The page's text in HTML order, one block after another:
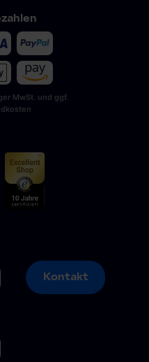
MwSt. und ggf.
Kontakt
Kontakt